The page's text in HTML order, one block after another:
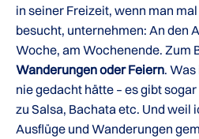
in seiner Freizeit, wenn man
besucht, unternehmen: An den
Woche, am Wochenende. Zum
Wanderungen oder Feiern.
nie gedacht hätte – es gibt
zu Salsa, Bachata etc. Und weil
Ausflüge und Wanderungen